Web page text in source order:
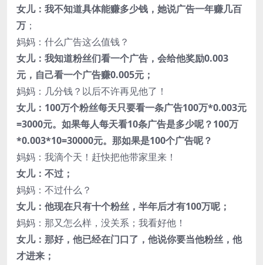
女儿：我不知道具体能赚多少钱，她说广告一年赚几百
万 ；
妈妈：什么广告这么值钱？
女儿：我知道粉丝们看一个广告，会给他奖励0.003
元，自己看一个广告赚0.005元；
妈妈：几分钱？以后不许再见他了！
女儿：100万个粉丝每天只要看一条广告100万*0.003元
=3000元。如果每人每天看10条广告是多少呢？100万
*0.003*10=30000元。那如果是100个广告呢？
妈妈：我滴个天！赶快把他带家里来！
女儿：不过；
妈妈：不过什么？
女儿：他现在只有十个粉丝，半年后才有100万呢；
妈妈：那又怎么样，没关系；我看好他！
女儿：那好，他已经在门口了，他说你要当他粉丝，他
才进来；